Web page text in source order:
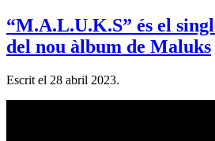
“M.A.L.U.K.S” és el
del nou àlbum de Maluks
Escrit el 28 abril 2023.